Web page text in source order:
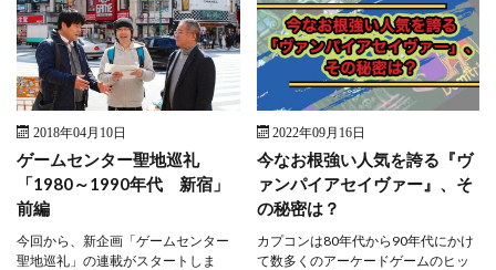
2018年04月10日
ゲームセンター聖地巡礼
「1980～1990年代 新宿」
前編
今回から、新企画「ゲームセンター
聖地巡礼」の連載がスタートしま
2022年09月16日
今なお根強い人気を誇る『ヴ
ァンパイアセイヴァー』、そ
の秘密は？
カプコンは80年代から90年代にかけ
て数多くのアーケードゲームのヒッ